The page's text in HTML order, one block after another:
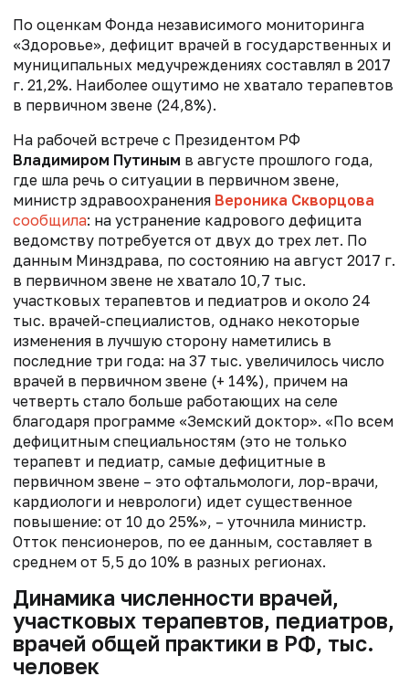
По оценкам Фонда независимого мониторинга
«Здоровье», дефицит врачей в государственных и
муниципальных медучреждениях составлял в 2017
г. 21,2%. Наиболее ощутимо не хватало терапевтов
в первичном звене (24,8%).
На рабочей встрече с Президентом РФ
Владимиром Путиным в августе прошлого года,
где шла речь о ситуации в первичном звене,
министр здравоохранения Вероника Скворцова
сообщила: на устранение кадрового дефицита
ведомству потребуется от двух до трех лет. По
данным Минздрава, по состоянию на август 2017 г.
в первичном звене не хватало 10,7 тыс.
участковых терапевтов и педиатров и около 24
тыс. врачей-специалистов, однако некоторые
изменения в лучшую сторону наметились в
последние три года: на 37 тыс. увеличилось число
врачей в первичном звене (+ 14%), причем на
четверть стало больше работающих на селе
благодаря программе «Земский доктор». «По всем
дефицитным специальностям (это не только
терапевт и педиатр, самые дефицитные в
первичном звене – это офтальмологи, лор-врачи,
кардиологи и неврологи) идет существенное
повышение: от 10 до 25%», – уточнила министр.
Отток пенсионеров, по ее данным, составляет в
среднем от 5,5 до 10% в разных регионах.
Динамика численности врачей,
участковых терапевтов, педиатров,
врачей общей практики в РФ, тыс.
человек